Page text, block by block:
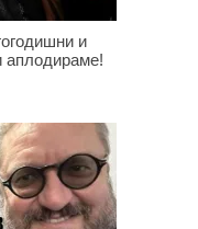
и
аплодираме!